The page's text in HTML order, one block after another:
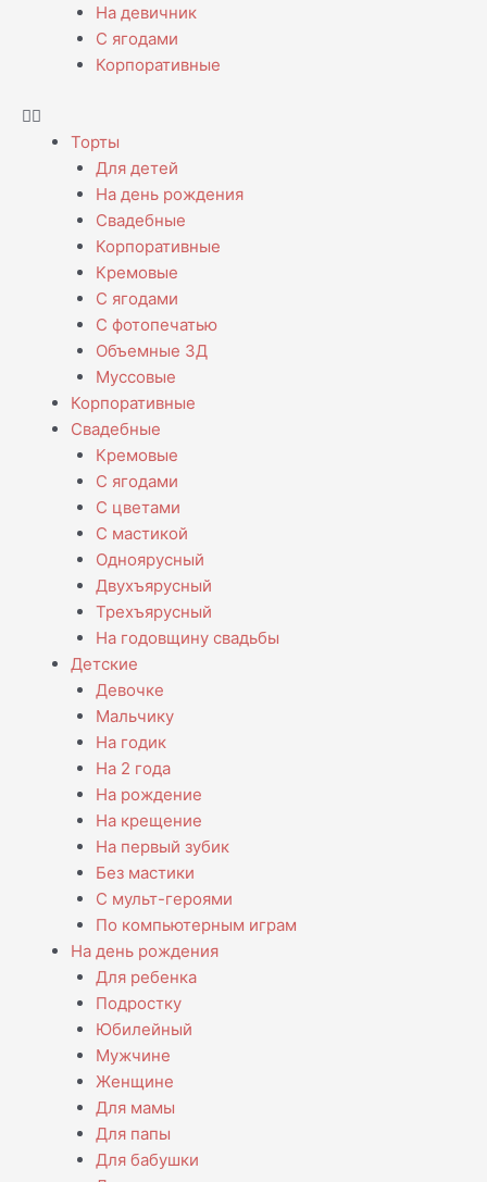
На девичник
С ягодами
Корпоративные
Торты
Для детей
На день рождения
Свадебные
Корпоративные
Кремовые
С ягодами
С фотопечатью
Объемные 3Д
Муссовые
Корпоративные
Свадебные
Кремовые
С ягодами
С цветами
С мастикой
Одноярусный
Двухъярусный
Трехъярусный
На годовщину свадьбы
Детские
Девочке
Мальчику
На годик
На 2 года
На рождение
На крещение
На первый зубик
Без мастики
С мульт-героями
По компьютерным играм
На день рождения
Для ребенка
Подростку
Юбилейный
Мужчине
Женщине
Для мамы
Для папы
Для бабушки